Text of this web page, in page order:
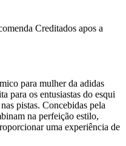
Creditados apos a
para mulher da adidas
para os entusiastas do esqui
pistas. Concebidas pela
na perfeição estilo,
uma experiência de